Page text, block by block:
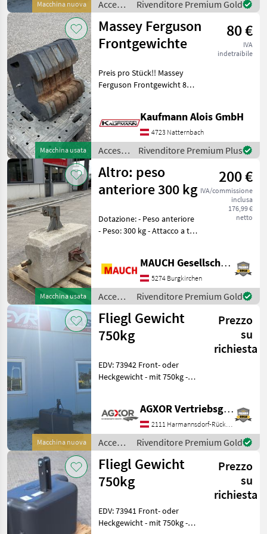
Macchina nuova
660mm
Accessori
per
trattore
/
Pateer
Rivenditore Premium Gold
Macchina usata
Massey Ferguson
Frontgewichte
80 €
IVA
indetraibile
Preis pro Stück!! Massey
Ferguson Frontgewicht 8
die Maschine bzw. Gerät
gerne am Betrieb und bittet
um
Kaufmann Alois GmbH
4723 Natternbach
Accessori
per
trattore
/
Massey
Rivenditore Premium Plus
Macchina usata
Altro: peso
anteriore 300 kg
200 €
IVA/commissione
inclusa
176,99 €
netto
Dotazione: - Peso anteriore
- Peso: 300 kg - Attacco a tre
a Burgkirchen. Per poterle
dedicare tutto i
MAUCH Gesellschaft m.b.H. & Co.KG
5274 Burgkirchen
Accessori
per
trattore
/
Sonstige
Rivenditore Premium Gold
Macchina nuova
Fliegl Gewicht
750kg
Prezzo
su
richiesta
EDV: 73942 Front- oder
Heckgewicht - mit 750kg -
600mm - Durch die flache
Bauweise können die
Scheinwerf
AGXOR Vertriebsgesellschaft Ost GmbH
2111 Harmannsdorf-Rückersdorf
Accessori
per
trattore
/ Fliegl
Rivenditore Premium Gold
Fliegl Gewicht
750kg
Prezzo
su
richiesta
EDV: 73941 Front- oder
Heckgewicht - mit 750kg -